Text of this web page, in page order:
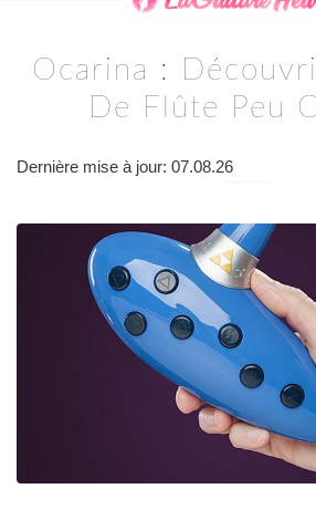
Ocarina :
De Flûte Peu
Dernière mise à jour: 07.08.26